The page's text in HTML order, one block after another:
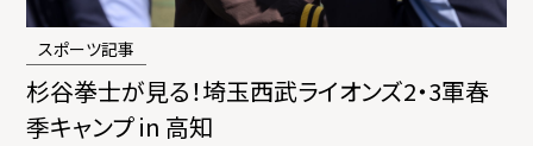
スポーツ記事
杉谷拳士が見る！埼玉西武ライオンズ2・3軍春
季キャンプ in 高知